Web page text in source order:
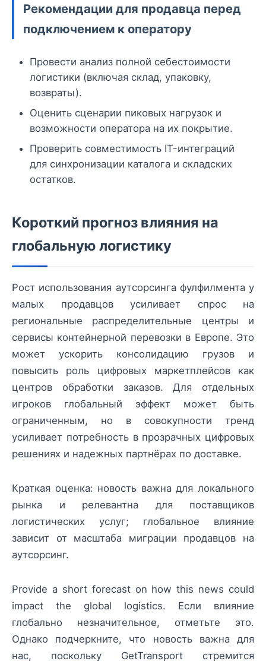
Рекомендации для продавца перед
подключением к оператору
Провести анализ полной себестоимости
логистики (включая склад, упаковку,
возвраты).
Оценить сценарии пиковых нагрузок и
возможности оператора на их покрытие.
Проверить совместимость IT-интеграций
для синхронизации каталога и складских
остатков.
Короткий прогноз влияния на
глобальную логистику
Рост использования аутсорсинга фулфилмента у
малых продавцов усиливает спрос на
региональные распределительные центры и
сервисы контейнерной перевозки в Европе. Это
может ускорить консолидацию грузов и
повысить роль цифровых маркетплейсов как
центров обработки заказов. Для отдельных
игроков глобальный эффект может быть
ограниченным, но в совокупности тренд
усиливает потребность в прозрачных цифровых
решениях и надежных партнёрах по доставке.
Краткая оценка: новость важна для локального
рынка и релевантна для поставщиков
логистических услуг; глобальное влияние
зависит от масштаба миграции продавцов на
аутсорсинг.
Provide a short forecast on how this news could
impact the global logistics. Если влияние
глобально незначительное, отметьте это.
Однако подчеркните, что новость важна для
нас, поскольку GetTransport стремится